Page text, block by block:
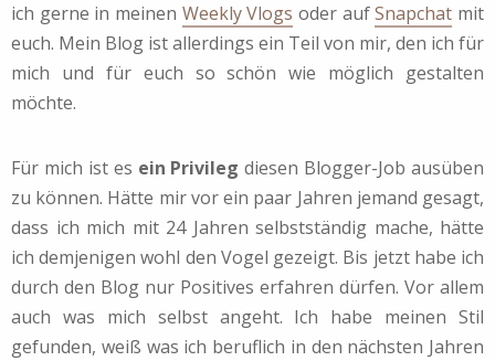
ich gerne in meinen Weekly Vlogs oder aufSnapchat mit
euch. Mein Blog ist allerdings ein Teil von mir, den ich für
mich und für euch so schön wie möglich gestalten
möchte.
Für mich ist es ein Privileg diesen Blogger-Job ausüben
zu können. Hätte mir vor ein paar Jahren jemand gesagt,
dass ich mich mit 24 Jahren selbstständig mache, hätte
ich demjenigen wohl den Vogel gezeigt. Bis jetzt habe ich
durch den Blog nur Positives erfahren dürfen. Vor allem
auch was mich selbst angeht. Ich habe meinen Stil
gefunden, weiß was ich beruflich in den nächsten Jahren